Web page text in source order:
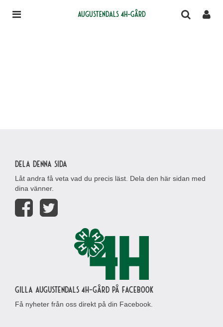
Augustendals 4H-gård
Dela denna sida
Låt andra få veta vad du precis läst. Dela den här sidan med
dina vänner.
Gilla Augustendals 4H-gård på Facebook
Få nyheter från oss direkt på din Facebook.